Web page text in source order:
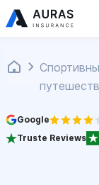
Google
Truste Reviews